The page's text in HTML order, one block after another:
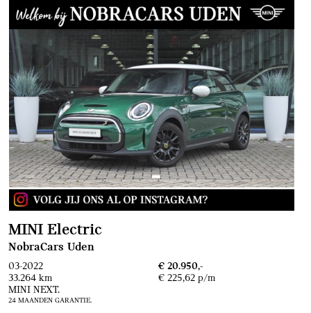
MINI Electric
NobraCars Uden
03-2022
€ 20.950,-
33.264 km
€ 225,62 p/m
MINI NEXT.
24 MAANDEN GARANTIE.